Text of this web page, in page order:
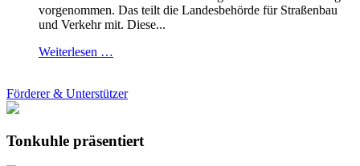
vorgenommen. Das teilt die Landesbehörde für Straßenbau
und Verkehr mit. Diese...
Weiterlesen …
Förderer & Unterstützer
Tonkuhle präsentiert